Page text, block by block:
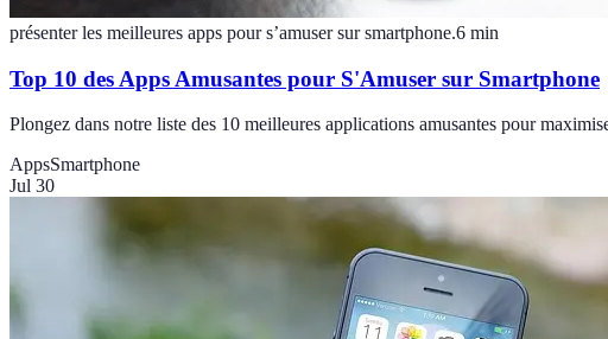
présenter les meilleures apps pour s’amuser sur smartphone.6 min
Top 10 des Apps Amusantes pour S'Amuser sur Smartphone
Plongez dans notre liste des 10 meilleures applications amusantes pour
AppsSmartphone
Jul 30